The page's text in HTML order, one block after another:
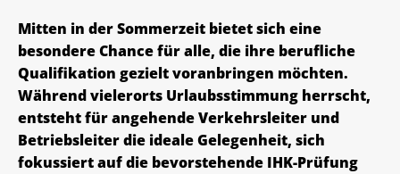
Mitten in der Sommerzeit bietet sich eine
besondere Chance für alle, die ihre berufliche
Qualifikation gezielt voranbringen möchten.
Während vielerorts Urlaubsstimmung herrscht,
entsteht für angehende Verkehrsleiter und
Betriebsleiter die ideale Gelegenheit, sich
fokussiert auf die bevorstehende IHK-Prüfung